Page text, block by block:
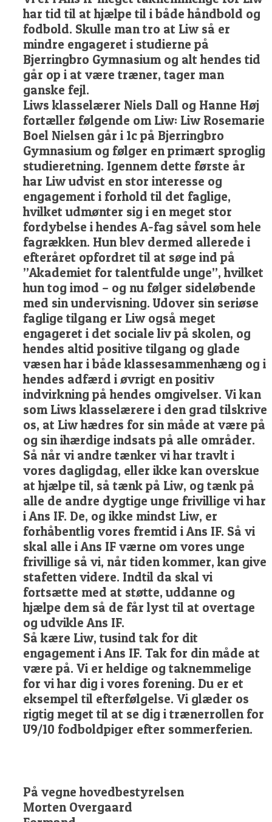
har tid til at hjælpe til i både håndbold og
fodbold. Skulle man tro at Liw så er
mindre engageret i studierne på
Bjerringbro Gymnasium og alt hendes tid
går op i at være træner, tager man
ganske fejl.
Liws klasselærer Niels Dall og Hanne Høj
fortæller følgende om Liw: Liw Rosemarie
Boel Nielsen går i 1c på Bjerringbro
Gymnasium og følger en primært sproglig
studieretning. Igennem dette første år
har Liw udvist en stor interesse og
engagement i forhold til det faglige,
hvilket udmønter sig i en meget stor
fordybelse i hendes A-fag såvel som hele
fagrækken. Hun blev dermed allerede i
efteråret opfordret til at søge ind på
”Akademiet for talentfulde unge”, hvilket
hun tog imod – og nu følger sideløbende
med sin undervisning. Udover sin seriøse
faglige tilgang er Liw også meget
engageret i det sociale liv på skolen, og
hendes altid positive tilgang og glade
væsen har i både klassesammenhæng og i
hendes adfærd i øvrigt en positiv
indvirkning på hendes omgivelser. Vi kan
som Liws klasselærere i den grad tilskrive
os, at Liw hædres for sin måde at være på
og sin ihærdige indsats på alle områder.
Så når vi andre tænker vi har travlt i
vores dagligdag, eller ikke kan overskue
at hjælpe til, så tænk på Liw, og tænk på
alle de andre dygtige unge frivillige vi har
i Ans IF. De, og ikke mindst Liw, er
forhåbentlig vores fremtid i Ans IF. Så vi
skal alle i Ans IF værne om vores unge
frivillige så vi, når tiden kommer, kan give
stafetten videre. Indtil da skal vi
fortsætte med at støtte, uddanne og
hjælpe dem så de får lyst til at overtage
og udvikle Ans IF.
Så kære Liw, tusind tak for dit
engagement i Ans IF. Tak for din måde at
være på. Vi er heldige og taknemmelige
for vi har dig i vores forening. Du er et
eksempel til efterfølgelse. Vi glæder os
rigtig meget til at se dig i trænerrollen for
U9/10 fodboldpiger efter sommerferien.
På vegne hovedbestyrelsen
Morten Overgaard